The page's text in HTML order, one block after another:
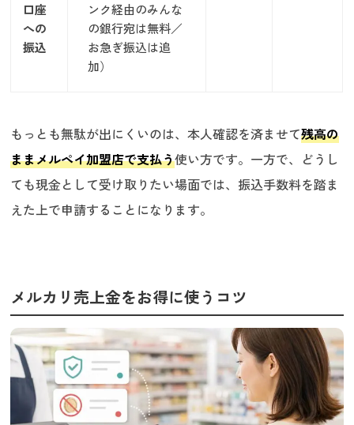
口座
への
振込
ンク経由のみんな
の銀行宛は無料／
お急ぎ振込は追
加）
もっとも無駄が出にくいのは、本人確認を済ませて残高の
ままメルペイ加盟店で支払う使い方です。一方で、どうし
ても現金として受け取りたい場面では、振込手数料を踏ま
えた上で申請することになります。
メルカリ売上金をお得に使うコツ